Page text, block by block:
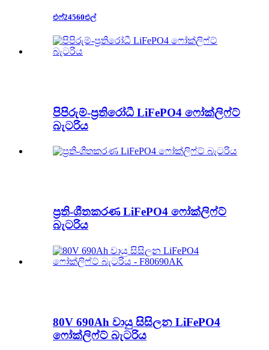
එෆ්24560එල්
පිපිරුම්-ප්‍රතිරෝධී LiFePO4 ෆෝක්ලිෆ්ට්
බැටරිය
ප්‍රති-ශීතකරණ LiFePO4 ෆෝක්ලිෆ්ට්
බැටරිය
80V 690Ah වායු සිසිලන LiFePO4
ෆෝක්ලිෆ්ට් බැටරිය